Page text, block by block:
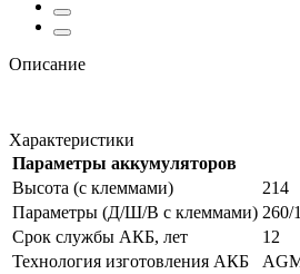
Описание
Характеристики
Параметры аккумуляторов
Высота (с клеммами)
214
Параметры (Д/Ш/В с клеммами) 260/
Срок службы АКБ, лет
12
Технология изготовления АКБ